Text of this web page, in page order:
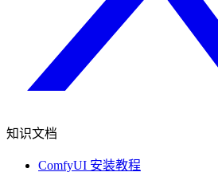
知识文档
ComfyUI 安装教程